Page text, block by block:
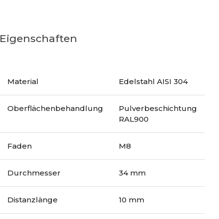
Eigenschaften
Material Edelstahl AISI 304
Oberflächenbehandlung
Pulverbeschichtung
RAL900
Faden M8
Durchmesser 34 mm
Distanzlänge 10 mm